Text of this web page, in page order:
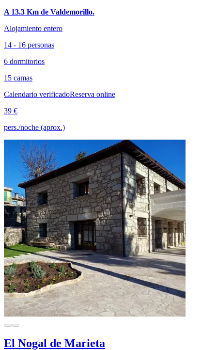
A 13.3 Km de Valdemorillo.
Alojamiento entero
14 - 16 personas
6 dormitorios
15 camas
Calendario verificadoReserva online
39 €
pers./noche (aprox.)
El Nogal de Marieta